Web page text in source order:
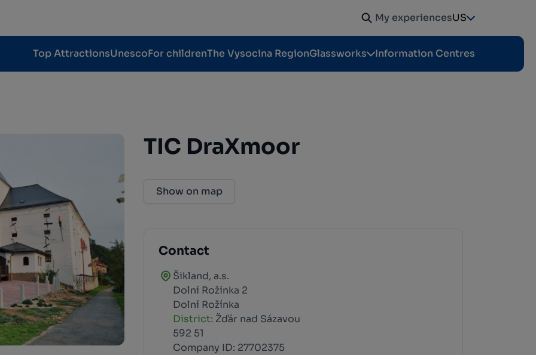
My experiencesUS
Top AttractionsUnescoFor childrenThe Vysocina RegionGlassworks Information Centres
TIC DraXmoor
Show on map
Contact
Šikland, a.s.
Dolní Rožínka 2
Dolní Rožínka
District: Žďár nad Sázavou
592 51
Company ID: 27702375